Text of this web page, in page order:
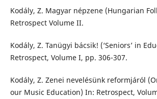
Kodály, Z. Magyar népzene (Hungarian
Retrospect Volume II.
Kodály, Z. Tanügyi bácsik! (‘Seniors’ in
Retrospect, Volume I, pp. 306-307.
Kodály, Z. Zenei nevelésünk reformjáról
our Music Education) In: Retrospect,